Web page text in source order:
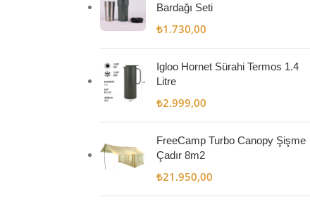
Bardağı Seti
₺1.730,00
Igloo Hornet Sürahi Termos 1.4
Litre
₺2.999,00
FreeCamp Turbo Canopy Şişme
Çadır 8m2
₺21.950,00